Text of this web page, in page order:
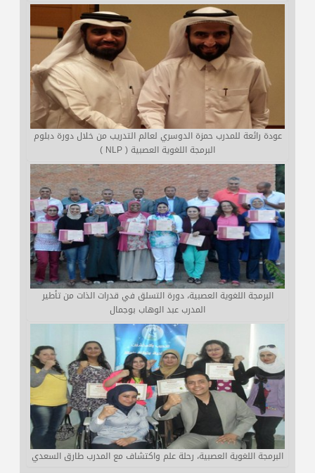
عودة رائعة للمدرب حمزة الدوسري لعالم التدريب من خلال دورة دبلوم
البرمجة اللغوية العصبية ( NLP )
البرمجة اللغوية العصبية، دورة التسلق في قدرات الذات من تأطير
المدرب عبد الوهاب بوجمال
البرمجة اللغوية العصبية، رحلة علم واكتشاف مع المدرب طارق السعدي